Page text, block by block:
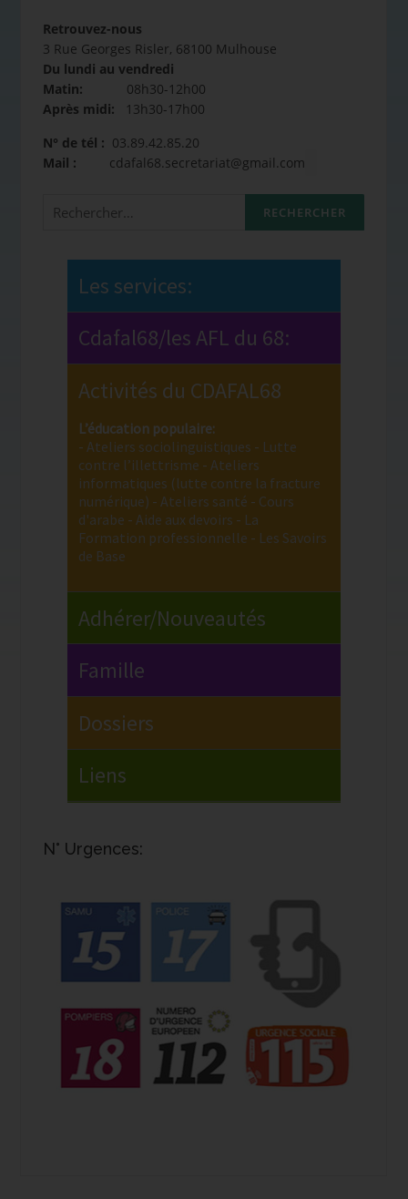
Retrouvez-nous
3 Rue Georges Risler, 68100 Mulhouse
Du lundi au vendredi
Matin: 08h30-12h00
Après midi: 13h30-17h00
N° de tél : 03.89.42.85.20
Mail : cdafal68.secretariat@gmail.com
N° Urgences: